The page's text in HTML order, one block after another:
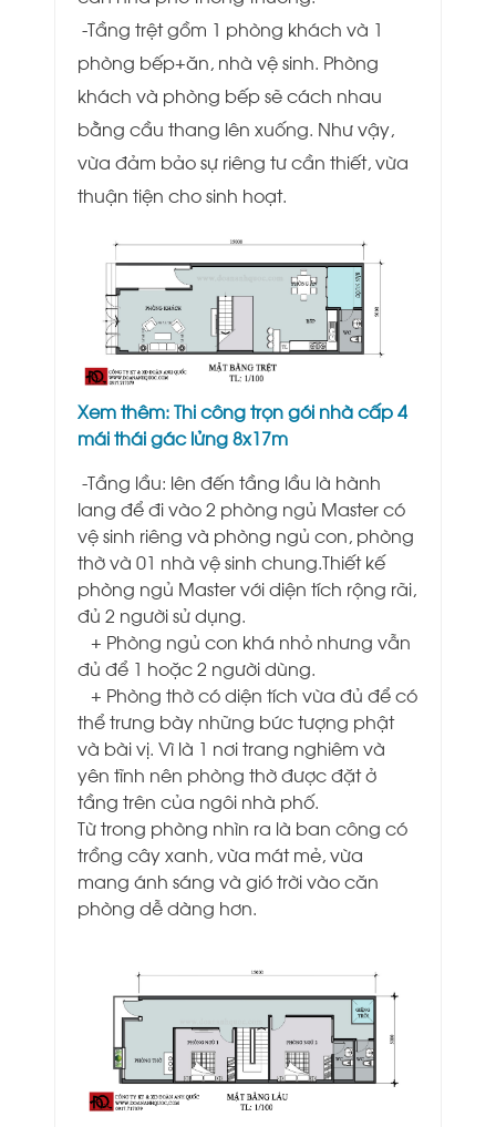
-Tầng trệt gồm 1 phòng khách và 1
phòng bếp+ăn, nhà vệ sinh. Phòng
khách và phòng bếp sẽ cách nhau
bằng cầu thang lên xuống. Như vậy,
vừa đảm bảo sự riêng tư cần thiết, vừa
thuận tiện cho sinh hoạt.
Xem thêm:Thi công trọn gói nhà cấp 4
mái thái gác lửng 8x17m
-Tầng lầu: lên đến tầng lầu là hành
lang để đi vào 2 phòng ngủ Master có
vệ sinh riêng và phòng ngủ con, phòng
thờ và 01 nhà vệ sinh chung.Thiết kế
phòng ngủ Master với diện tích rộng rãi,
đủ 2 người sử dụng.
+ Phòng ngủ con khá nhỏ nhưng vẫn
đủ để 1 hoặc 2 người dùng.
+ Phòng thờ có diện tích vừa đủ để có
thể trưng bày những bức tượng phật
và bài vị. Vì là 1 nơi trang nghiêm và
yên tĩnh nên phòng thờ được đặt ở
tầng trên của ngôi nhà phố.
Từ trong phòng nhìn ra là ban công có
trồng cây xanh, vừa mát mẻ, vừa
mang ánh sáng và giótrời vào căn
phòng dễ dàng hơn.